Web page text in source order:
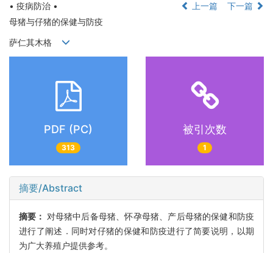
• 疫病防治 •
上一篇
下一篇
母猪与仔猪的保健与防疫
萨仁其木格
PDF (PC)
313
被引次数
1
摘要/Abstract
摘要： 对母猪中后备母猪、怀孕母猪、产后母猪的保健和防疫
进行了阐述．同时对仔猪的保健和防疫进行了简要说明，以期
为广大养殖户提供参考。